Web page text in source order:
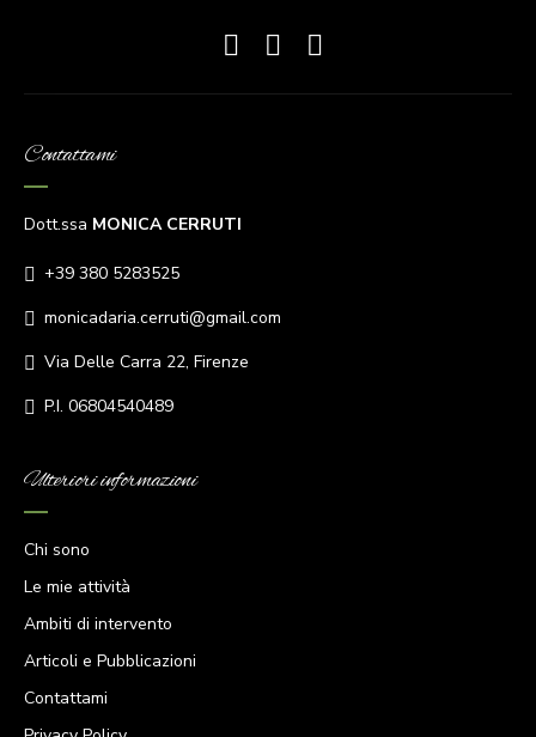
Contattami
Dott.ssa MONICA CERRUTI
+39 380 5283525
monicadaria.cerruti@gmail.com
Via Delle Carra 22, Firenze
P.I. 06804540489
Ulteriori informazioni
Chi sono
Le mie attività
Ambiti di intervento
Articoli e Pubblicazioni
Contattami